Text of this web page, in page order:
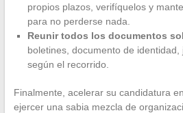
propios plazos, verifíquelos y
para no perderse nada.
Reunir todos los documentos
boletines, documento de
según el recorrido.
Finalmente, acelerar su candidatura
ejercer una sabia mezcla de